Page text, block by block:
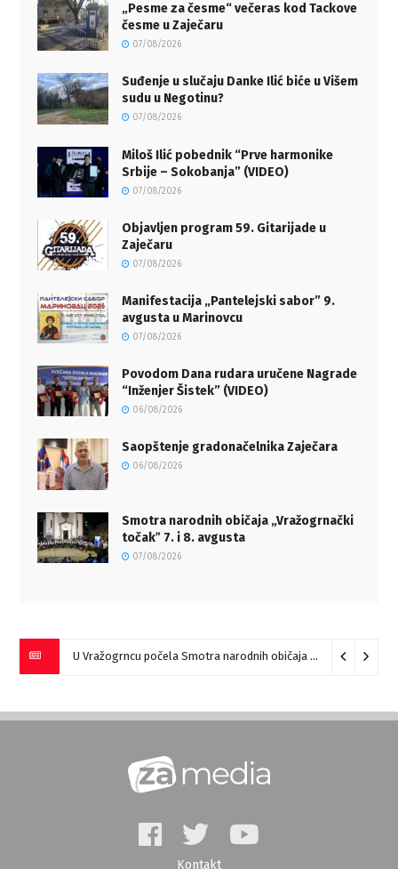
„Pesme za česme“ večeras kod Tackove
česme u Zaječaru
07/08/2026
Suđenje u slučaju Danke Ilić biće u Višem
sudu u Negotinu?
07/08/2026
Miloš Ilić pobednik “Prve harmonike
Srbije – Sokobanja” (VIDEO)
07/08/2026
Objavljen program 59. Gitarijade u
Zaječaru
07/08/2026
Manifestacija „Pantelejski sabor” 9.
avgusta u Marinovcu
07/08/2026
Povodom Dana rudara uručene Nagrade
“Inženjer Šistek” (VIDEO)
06/08/2026
Saopštenje gradonačelnika Zaječara
06/08/2026
Smotra narodnih običaja „Vražogrnački
točakˮ 7. i 8. avgusta
07/08/2026
U Vražogrncu počela Smotra narodnih običaja „Vražogrnački točak“
Kontakt